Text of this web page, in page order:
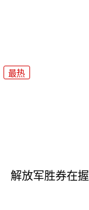
最热
解放军胜券在